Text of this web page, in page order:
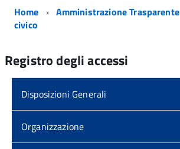
Home Amministrazione Trasparente
civico
Registro degli accessi
Disposizioni Generali
Organizzazione